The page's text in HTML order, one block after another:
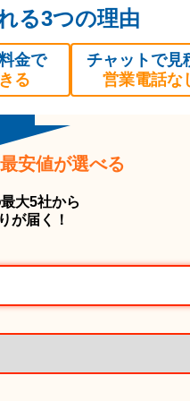
る3つの理由
金で
る
チャットで見
営業電話な
安値が選べる
大5社から
が届く！